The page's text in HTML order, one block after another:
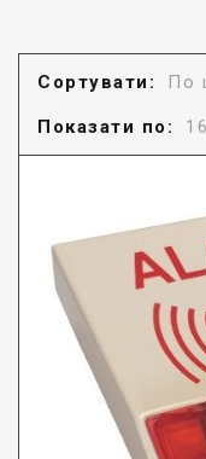
Сортувати: По
Показати по: 16